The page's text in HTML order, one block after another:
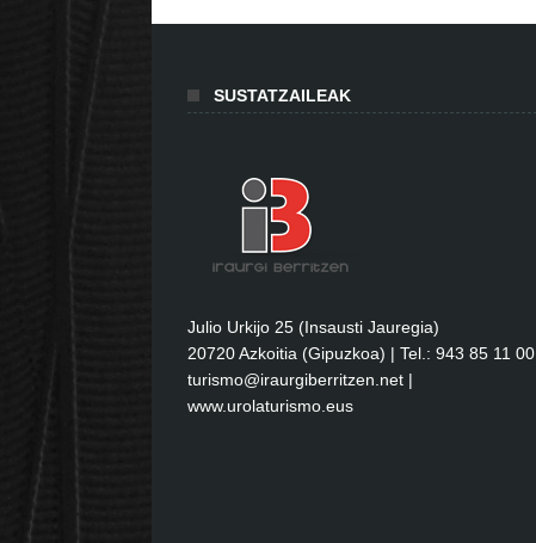
SUSTATZAILEAK
Julio Urkijo 25 (Insausti Jauregia)
20720 Azkoitia (Gipuzkoa) | Tel.: 943 85 11 00
turismo@iraurgiberritzen.net |
www.urolaturismo.eus